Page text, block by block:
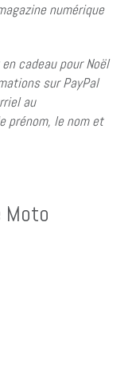
numérique
cadeau pour Noël
sur PayPal
au
prénom, le nom et
Moto